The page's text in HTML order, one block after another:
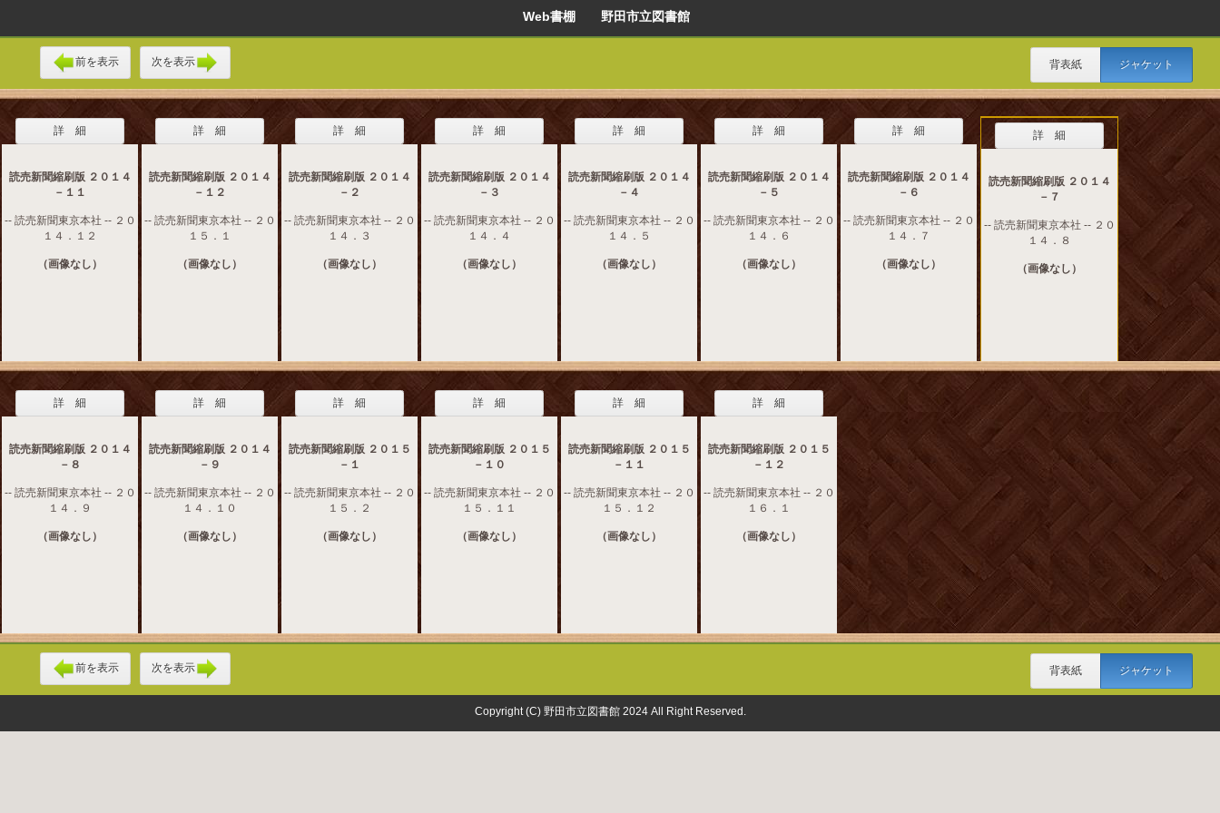
Web書棚 野田市立図書館
前を表示 次を表示 背表紙 ジャケット
詳 細
読売新聞縮刷版 ２０１４
－１１
-- 読売新聞東京本社 -- ２０
１４．１２
（画像なし）
詳 細
読売新聞縮刷版 ２０１４
－１２
-- 読売新聞東京本社 -- ２０
１５．１
（画像なし）
詳 細
読売新聞縮刷版 ２０１４
－２
-- 読売新聞東京本社 -- ２０
１４．３
（画像なし）
詳 細
読売新聞縮刷版 ２０１４
－３
-- 読売新聞東京本社 -- ２０
１４．４
（画像なし）
詳 細
読売新聞縮刷版 ２０１４
－４
-- 読売新聞東京本社 -- ２０
１４．５
（画像なし）
詳 細
読売新聞縮刷版 ２０１４
－５
-- 読売新聞東京本社 -- ２０
１４．６
（画像なし）
詳 細
読売新聞縮刷版 ２０１４
－６
-- 読売新聞東京本社 -- ２０
１４．７
（画像なし）
詳 細
読売新聞縮刷版 ２０１４
－７
-- 読売新聞東京本社 -- ２０
１４．８
（画像なし）
詳 細
読売新聞縮刷版 ２０１４
－８
-- 読売新聞東京本社 -- ２０
１４．９
（画像なし）
詳 細
読売新聞縮刷版 ２０１４
－９
-- 読売新聞東京本社 -- ２０
１４．１０
（画像なし）
詳 細
読売新聞縮刷版 ２０１５
－１
-- 読売新聞東京本社 -- ２０
１５．２
（画像なし）
詳 細
読売新聞縮刷版 ２０１５
－１０
-- 読売新聞東京本社 -- ２０
１５．１１
（画像なし）
詳 細
読売新聞縮刷版 ２０１５
－１１
-- 読売新聞東京本社 -- ２０
１５．１２
（画像なし）
詳 細
読売新聞縮刷版 ２０１５
－１２
-- 読売新聞東京本社 -- ２０
１６．１
（画像なし）
前を表示 次を表示 背表紙 ジャケット
Copyright (C) 野田市立図書館 2024 All Right Reserved.